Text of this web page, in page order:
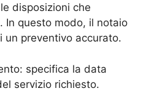
disposizioni che
In questo modo, il notaio
preventivo accurato.
specifica la data
servizio richiesto.